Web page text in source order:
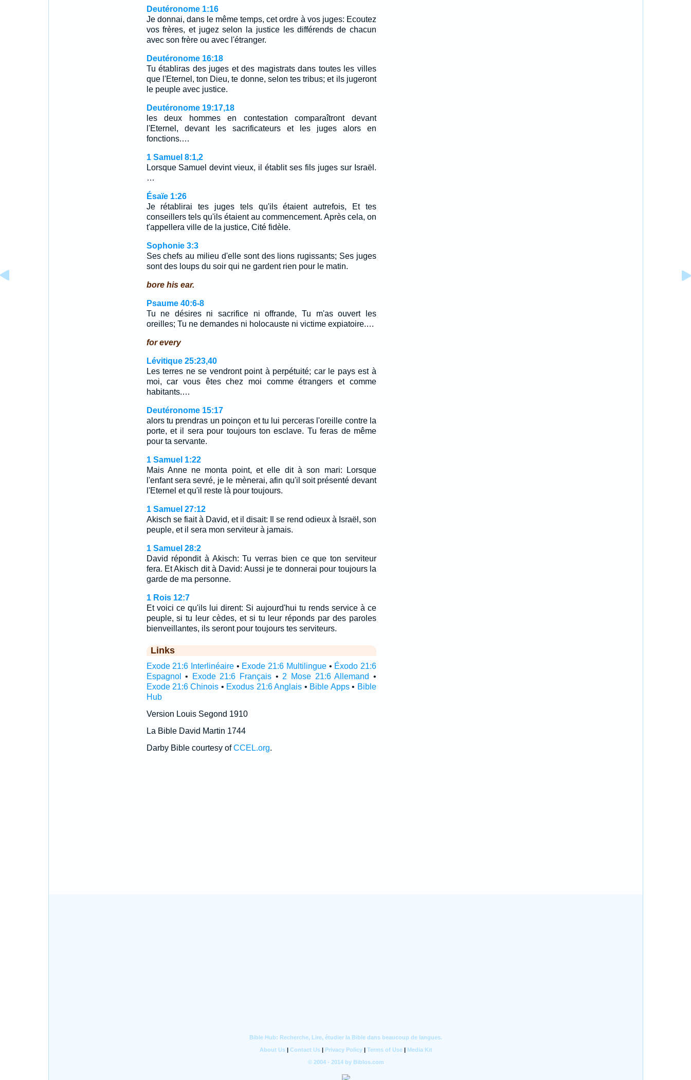
Deutéronome 1:16
Je donnai, dans le même temps, cet ordre à vos juges: Ecoutez
vos frères, et jugez selon la justice les différends de chacun
avec son frère ou avec l'étranger.
Deutéronome 16:18
Tu établiras des juges et des magistrats dans toutes les villes
que l'Eternel, ton Dieu, te donne, selon tes tribus; et ils jugeront
le peuple avec justice.
Deutéronome 19:17,18
les deux hommes en contestation comparaîtront devant
l'Eternel, devant les sacrificateurs et les juges alors en
fonctions.…
1 Samuel 8:1,2
Lorsque Samuel devint vieux, il établit ses fils juges sur Israël.
…
Ésaïe 1:26
Je rétablirai tes juges tels qu'ils étaient autrefois, Et tes
conseillers tels qu'ils étaient au commencement. Après cela, on
t'appellera ville de la justice, Cité fidèle.
Sophonie 3:3
Ses chefs au milieu d'elle sont des lions rugissants; Ses juges
sont des loups du soir qui ne gardent rien pour le matin.
bore his ear.
Psaume 40:6-8
Tu ne désires ni sacrifice ni offrande, Tu m'as ouvert les
oreilles; Tu ne demandes ni holocauste ni victime expiatoire.…
for every
Lévitique 25:23,40
Les terres ne se vendront point à perpétuité; car le pays est à
moi, car vous êtes chez moi comme étrangers et comme
habitants.…
Deutéronome 15:17
alors tu prendras un poinçon et tu lui perceras l'oreille contre la
porte, et il sera pour toujours ton esclave. Tu feras de même
pour ta servante.
1 Samuel 1:22
Mais Anne ne monta point, et elle dit à son mari: Lorsque
l'enfant sera sevré, je le mènerai, afin qu'il soit présenté devant
l'Eternel et qu'il reste là pour toujours.
1 Samuel 27:12
Akisch se fiait à David, et il disait: Il se rend odieux à Israël, son
peuple, et il sera mon serviteur à jamais.
1 Samuel 28:2
David répondit à Akisch: Tu verras bien ce que ton serviteur
fera. Et Akisch dit à David: Aussi je te donnerai pour toujours la
garde de ma personne.
1 Rois 12:7
Et voici ce qu'ils lui dirent: Si aujourd'hui tu rends service à ce
peuple, si tu leur cèdes, et si tu leur réponds par des paroles
bienveillantes, ils seront pour toujours tes serviteurs.
Links
Exode 21:6 Interlinéaire• Exode 21:6 Multilingue• Éxodo 21:6
Espagnol
• Exode 21:6 Français • 2 Mose 21:6 Allemand •
Exode 21:6 Chinois • Exodus 21:6 Anglais • Bible Apps• Bible
Hub
Version Louis Segond 1910
La Bible David Martin 1744
Darby Bible courtesy ofCCEL.org.